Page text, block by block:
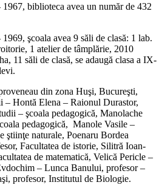
biblioteca avea un număr de 432
şcoala avea 9 săli de clasă: 1 lab.
1 atelier de tâmplărie, 2010
11 săli de clasă, se adaugă clasa a IX-
din zona Huşi, Bucureşti,
– Hontă Elena – Raionul Durastor,
– şcoala pedagogică, Manolache
pedagogică, Manole Vasile –
ştiinţe naturale, Poenaru Bordea
Facultatea de istorie, Silitră Ioan-
de matematică, Velică Pericle –
– Lunca Banului, profesor –
profesor, Institutul de Biologie.